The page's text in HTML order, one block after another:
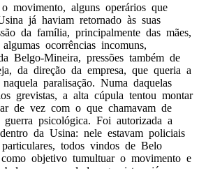
movimento, alguns operários que
já haviam retornado às suas
da família, principalmente das mães,
ocorrências incomuns,
Belgo-Mineira, pressões também de
da direção da empresa, que queria a
paralisação. Numa daquelas
grevistas, a alta cúpula tentou montar
de vez com o que chamavam de
psicológica. Foi autorizada a
da Usina: nele estavam policiais
particulares, todos vindos de Belo
objetivo tumultuar o movimento e